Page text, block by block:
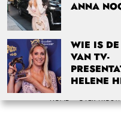
ANNA
WIE IS
VAN TV-
HELENE
Copyright 2024
HOME OVER